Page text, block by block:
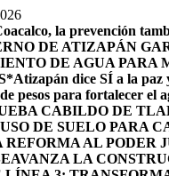
la prevención
DE ATIZAPÁN
DE AGUA PARA
Atizapán dice SÍ a la paz
pesos para fortalecer el
CABILDO DE
DE SUELO PARA
REFORMA AL PODER
AVANZA LA